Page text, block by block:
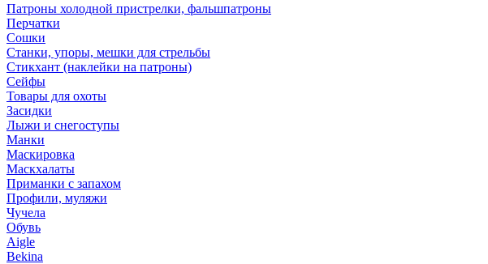
Патроны холодной пристрелки, фальшпатроны
Перчатки
Сошки
Станки, упоры, мешки для стрельбы
Стикхант (наклейки на патроны)
Сейфы
Товары для охоты
Засидки
Лыжи и снегоступы
Манки
Маскировка
Маскхалаты
Приманки с запахом
Профили, муляжи
Чучела
Обувь
Aigle
Bekina